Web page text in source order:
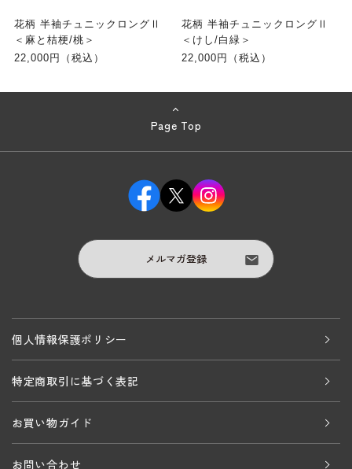
花柄 半袖チュニックロングⅡ
＜麻と桔梗/桃＞
22,000円（税込）
花柄 半袖チュニックロングⅡ
＜けし/白緑＞
22,000円（税込）
Page Top
メルマガ登録
個人情報保護ポリシー
特定商取引に基づく表記
お買い物ガイド
お問い合わせ